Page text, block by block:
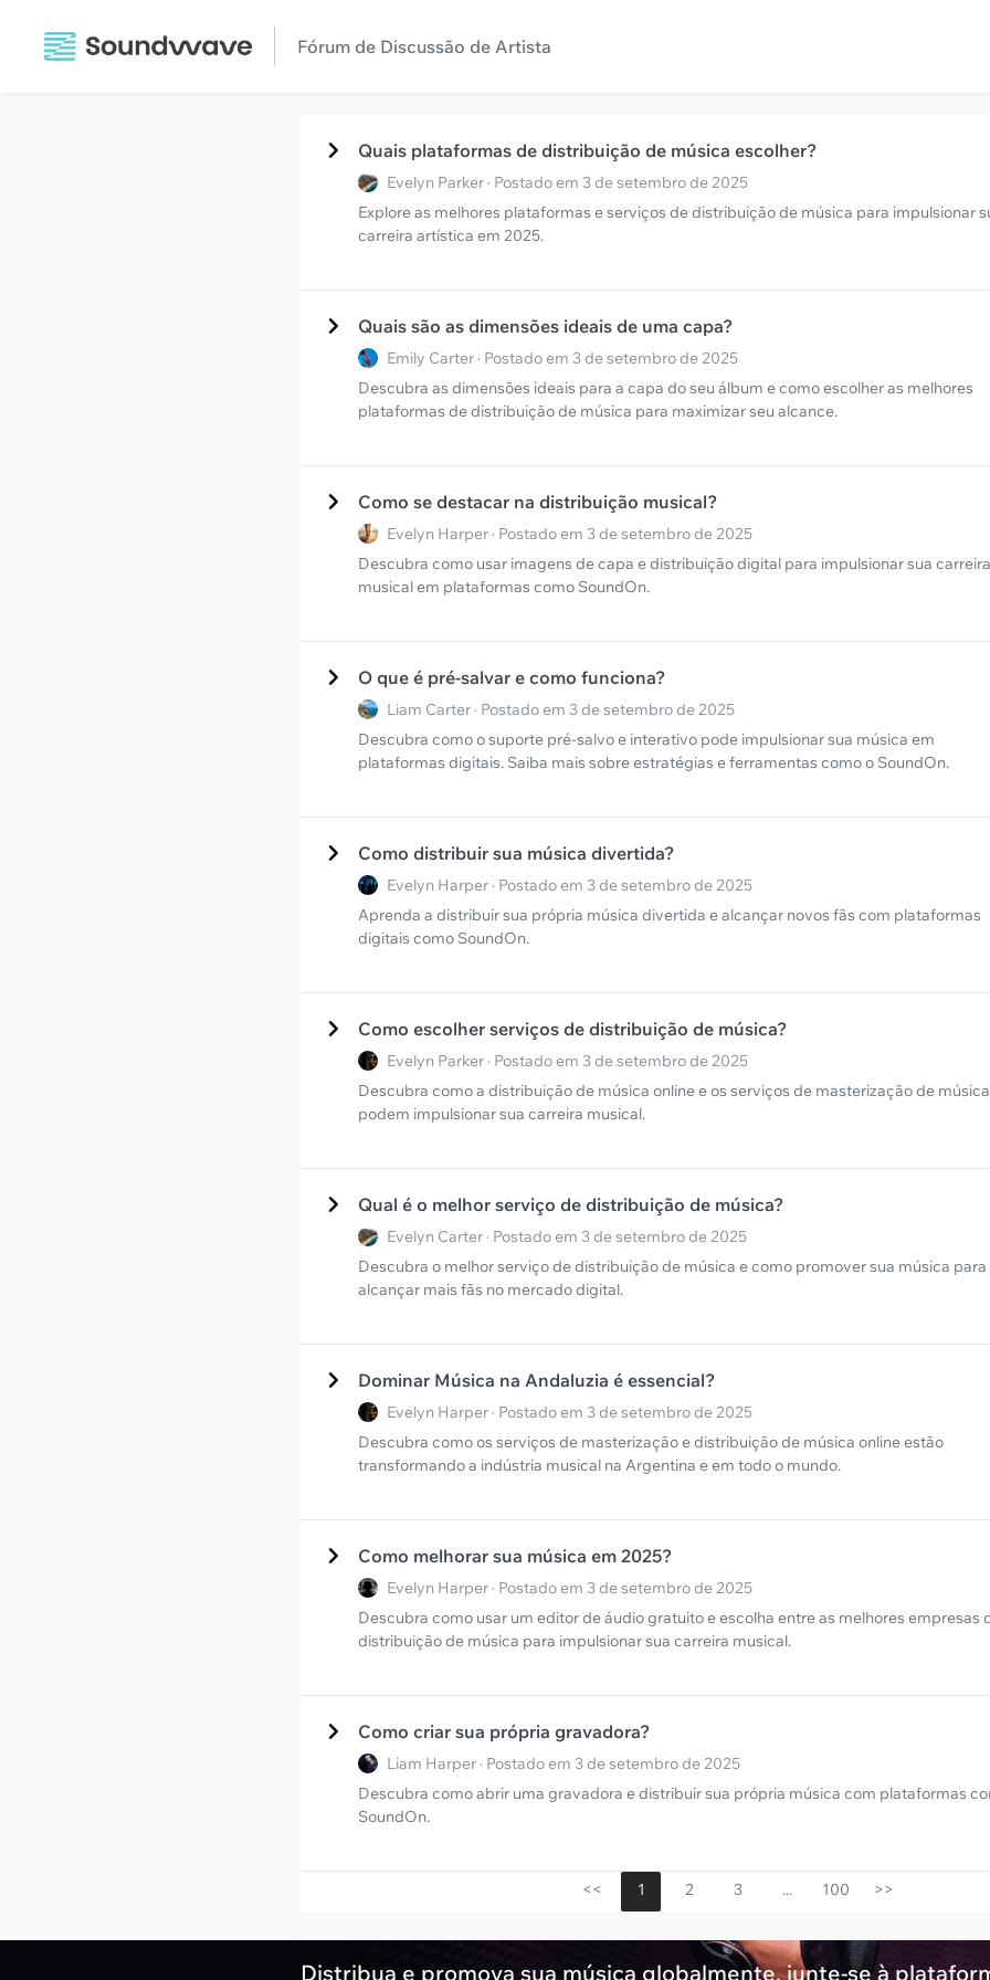
Fórum de Discussão de Artista
Quais plataformas de distribuição de música escolher?
Evelyn Parker · Postado em 3 de setembro de 2025
Explore as melhores plataformas e serviços de distribuição de música para impulsionar
carreira artística em 2025.
Quais são as dimensões ideais de uma capa?
Emily Carter · Postado em 3 de setembro de 2025
Descubra as dimensões ideais para a capa do seu álbum e como escolher as melhores
plataformas de distribuição de música para maximizar seu alcance.
Como se destacar na distribuição musical?
Evelyn Harper · Postado em 3 de setembro de 2025
Descubra como usar imagens de capa e distribuição digital para impulsionar sua carreira
musical em plataformas como SoundOn.
O que é pré-salvar e como funciona?
Liam Carter · Postado em 3 de setembro de 2025
Descubra como o suporte pré-salvo e interativo pode impulsionar sua música em
plataformas digitais. Saiba mais sobre estratégias e ferramentas como o SoundOn.
Como distribuir sua música divertida?
Evelyn Harper · Postado em 3 de setembro de 2025
Aprenda a distribuir sua própria música divertida e alcançar novos fãs com plataformas
digitais como SoundOn.
Como escolher serviços de distribuição de música?
Evelyn Parker · Postado em 3 de setembro de 2025
Descubra como a distribuição de música online e os serviços de masterização de música
podem impulsionar sua carreira musical.
Qual é o melhor serviço de distribuição de música?
Evelyn Carter · Postado em 3 de setembro de 2025
Descubra o melhor serviço de distribuição de música e como promover sua música para
alcançar mais fãs no mercado digital.
Dominar Música na Andaluzia é essencial?
Evelyn Harper · Postado em 3 de setembro de 2025
Descubra como os serviços de masterização e distribuição de música online estão
transformando a indústria musical na Argentina e em todo o mundo.
Como melhorar sua música em 2025?
Evelyn Harper · Postado em 3 de setembro de 2025
Descubra como usar um editor de áudio gratuito e escolha entre as melhores empresas
distribuição de música para impulsionar sua carreira musical.
Como criar sua própria gravadora?
Liam Harper · Postado em 3 de setembro de 2025
Descubra como abrir uma gravadora e distribuir sua própria música com plataformas
SoundOn.
<< 1 2 3 ... 100 >>
Distribua e promova sua música globalmente, junte-se à